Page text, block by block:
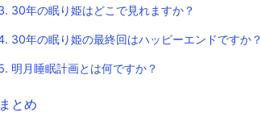
30年の眠り姫はどこで見れますか？
30年の眠り姫の最終回はハッピーエンドですか？
明月睡眠計画とは何ですか？
まとめ